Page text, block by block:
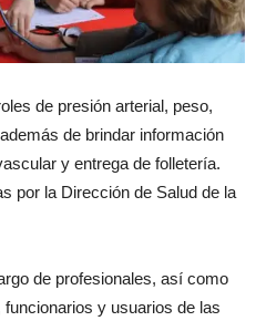
de presión arterial, peso,
de brindar información
y entrega de folletería.
por la Dirección de Salud de la
de profesionales, así como
y usuarios de las